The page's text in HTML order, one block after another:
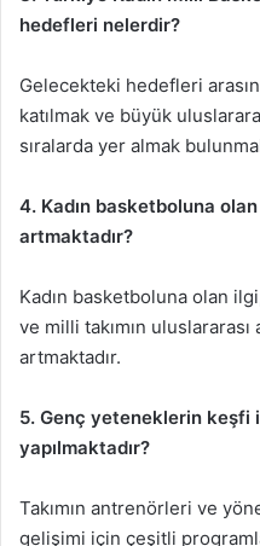
hedefleri nelerdir?
Gelecekteki hedefleri
katılmak ve büyük
sıralarda yer almak
4. Kadın basketboluna olan
artmaktadır?
Kadın basketboluna olan
ve milli takımın
artmaktadır.
5. Genç yeteneklerin keşfi
yapılmaktadır?
Takımın antrenörleri ve
gelişimi için çeşitli